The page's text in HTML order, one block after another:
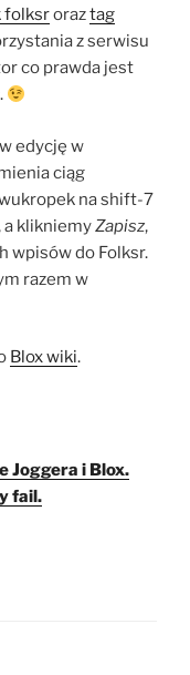
folksroraztag
z serwisu
co prawda jest
edycję w
ciąg
na shift-7
a klikniemyZapisz,
wpisów do Folksr.
razem w
Blox wiki.
Joggera i Blox.
fail.